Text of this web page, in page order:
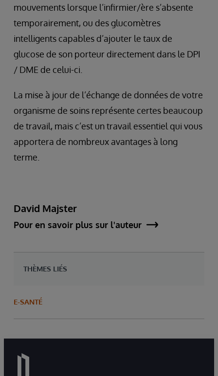
mouvements lorsque l’infirmier/ère s’absente
temporairement, ou des glucomètres
intelligents capables d’ajouter le taux de
glucose de son porteur directement dans le DPI
/ DME de celui-ci.
La mise à jour de l’échange de données de votre
organisme de soins représente certes beaucoup
de travail, mais c’est un travail essentiel qui vous
apportera de nombreux avantages à long
terme.
David Majster
Pour en savoir plus sur l'auteur
THÈMES LIÉS
E-SANTÉ